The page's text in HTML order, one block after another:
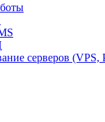
серверов (VPS,